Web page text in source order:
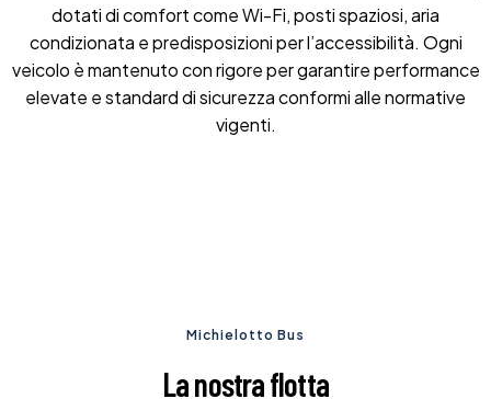
dotati di comfort come Wi-Fi, posti spaziosi, aria
condizionata e predisposizioni per l’accessibilità. Ogni
veicolo è mantenuto con rigore per garantire performance
elevate e standard di sicurezza conformi alle normative
vigenti.
Michielotto Bus
La nostra flotta